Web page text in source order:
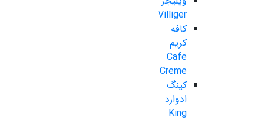
Villiger
کافه
کریم
Cafe
Creme
کینگ
ادوارد
King